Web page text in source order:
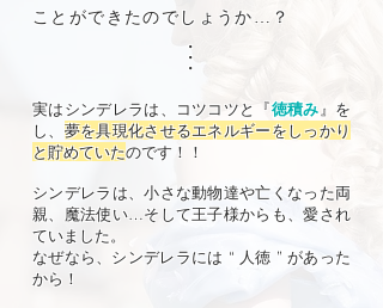
ことができたのでしょうか…？
・
​・
​・
実はシンデレラは、コツコツと『徳積み 』を
し、 夢を具現化させるエネルギーをしっかり
と貯めていたのです！！
シンデレラは、小さな動物達や亡くなった両
親、魔法使い…そして王子様からも、愛され
ていました。
なぜなら、シンデレラには “ 人徳 ” があった
から！